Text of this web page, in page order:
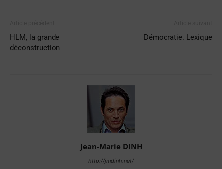
HLM, la grande
déconstruction
Démocratie. Lexique
Jean-Marie DINH
http://jmdinh.net/